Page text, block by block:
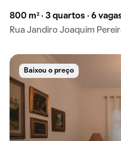
800 m² · 3 quartos · 6
Rua Jandiro Joaquim
Baixou o preço